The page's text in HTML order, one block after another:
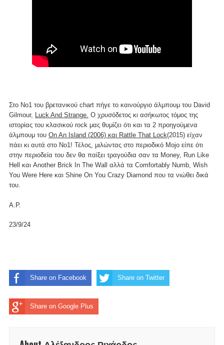
Στο Νο1 του βρετανικού chart πήγε το καινούργιο άλμπουμ του David
Gilmour, Luck And Strange. Ο χρυσόδετος κι ασήκωτος τόμος της
ιστορίας του κλασικού rock μας θυμίζει ότι και τα 2 προηγούμενα
άλμπουμ του On An Island (2006) και Rattle That Lock(2015) είχαν
πάει κι αυτά στο Νο1! Τέλος, μιλώντας στο περιοδικό Mojo είπε ότι
στην περιοδεία του δεν θα παίξει τραγούδια σαν τα Money, Run Like
Hell και Another Brick In The Wall αλλά τα Comfortably Numb, Wish
You Were Here και Shine On You Crazy Diamond που τα νιώθει δικά
του.
Α.Ρ.
23/9/24
Share on Facebook Share on Twitter
Share on Google Plus